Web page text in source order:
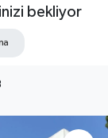
bekliyor